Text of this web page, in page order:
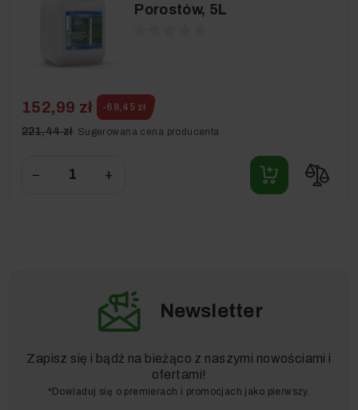
Porostów, 5L
152,99 zł -68,45 zł
221,44 zł Sugerowana cena producenta
− +
Newsletter
Zapisz się i bądź na bieżąco z naszymi nowościami i
ofertami!
*Dowiaduj się o premierach i promocjach jako pierwszy.